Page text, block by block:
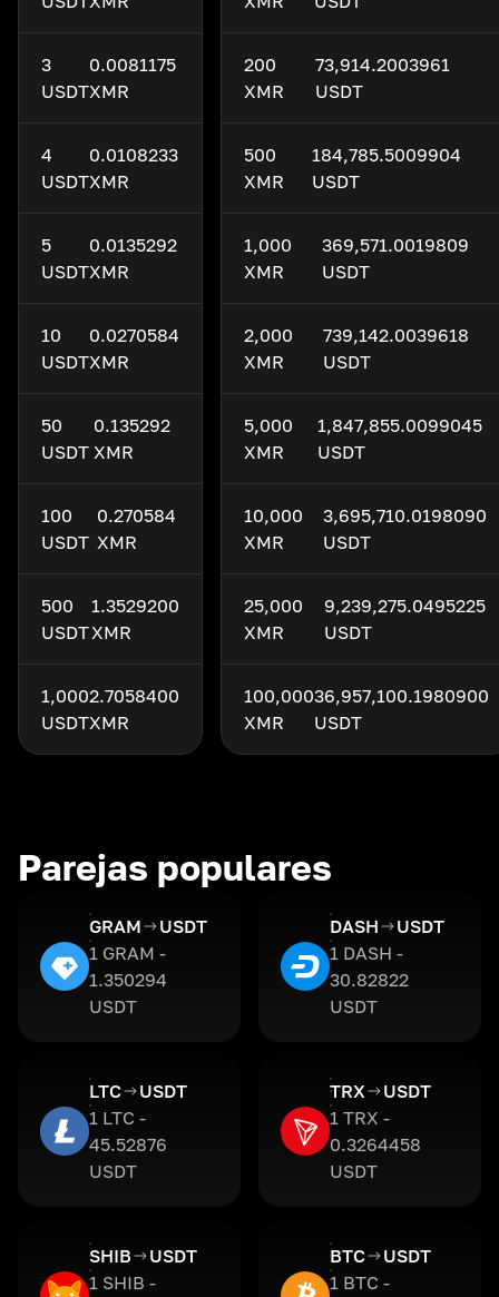
3
USDT
0.0081175
XMR
4
USDT
0.0108233
XMR
5
USDT
0.0135292
XMR
10
USDT
0.0270584
XMR
50
USDT
0.135292
XMR
100
USDT
0.270584
XMR
500
USDT
1.3529200
XMR
1,000
USDT
2.7058400
XMR
200
XMR
73,914.2003961
USDT
500
XMR
184,785.5009904
USDT
1,000
XMR
369,571.0019809
USDT
2,000
XMR
739,142.0039618
USDT
5,000
XMR
1,847,855.0099045
USDT
10,000
XMR
3,695,710.0198090
USDT
25,000
XMR
9,239,275.0495225
USDT
100,000
XMR
36,957,100.1980900
USDT
Parejas populares
GRAM
USDT
1 GRAM -
1.350294
USDT
DASH
USDT
1 DASH -
30.82822
USDT
LTC
USDT
1 LTC -
45.52876
USDT
TRX
USDT
1 TRX -
0.3264458
USDT
SHIB
USDT
1 SHIB -
BTC
USDT
1 BTC -